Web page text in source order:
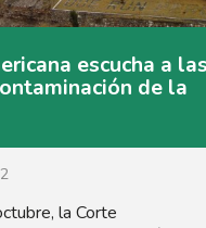
escucha a
de la
la Corte